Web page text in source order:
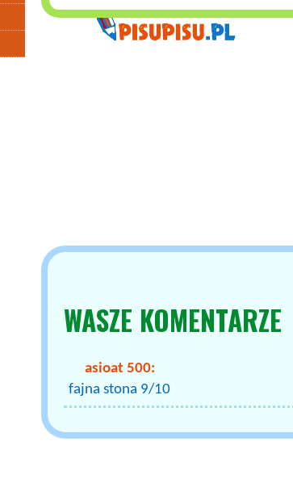
WASZE KOMENTARZE
asioat 500:
fajna stona 9/10